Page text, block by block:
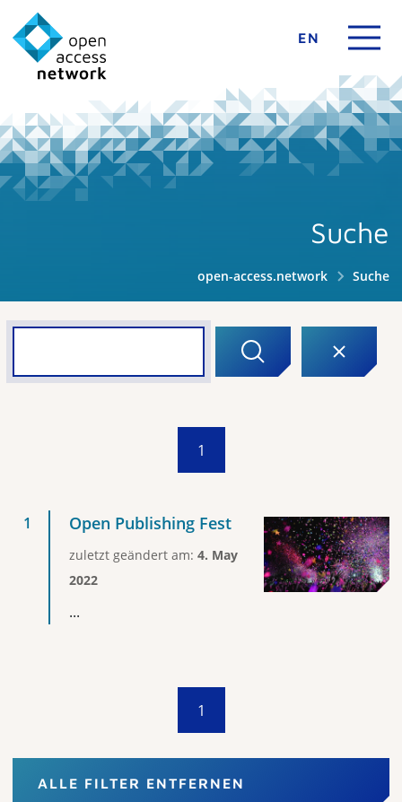
EN
Suche
open-access.network Suche
1
Open Publishing Fest
zuletzt geändert am: 4. May
2022
...
1
ALLE FILTER ENTFERNEN